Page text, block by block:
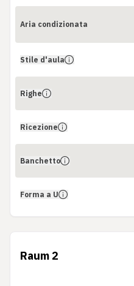
Aria condizionata
Stile d'aula
Righe
Ricezione
Banchetto
Forma a U
Raum 2